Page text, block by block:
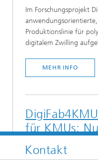
Im Forschungsprojekt
Produktionslinie für
digitalem Zwilling
MEHR INFO
für KMUs:
von
Kontakt